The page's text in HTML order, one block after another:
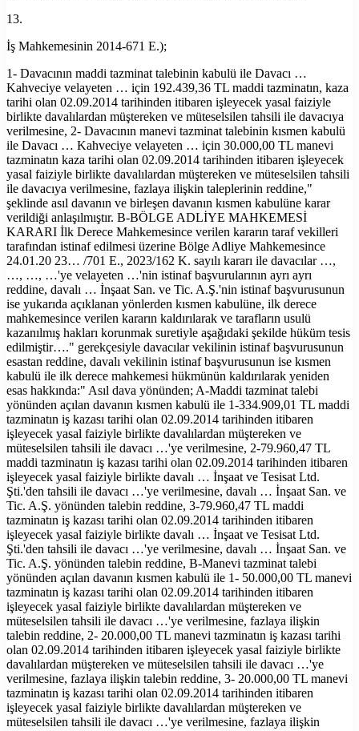
13.
İş Mahkemesinin 2014-671 E.);
1- Davacının maddi tazminat talebinin kabulü ile Davacı …
Kahveciye velayeten … için 192.439,36 TL maddi tazminatın, kaza
tarihi olan 02.09.2014 tarihinden itibaren işleyecek yasal faiziyle
birlikte davalılardan müştereken ve müteselsilen tahsili ile davacıya
verilmesine, 2- Davacının manevi tazminat talebinin kısmen kabulü
ile Davacı … Kahveciye velayeten … için 30.000,00 TL manevi
tazminatın kaza tarihi olan 02.09.2014 tarihinden itibaren işleyecek
yasal faiziyle birlikte davalılardan müştereken ve müteselsilen tahsili
ile davacıya verilmesine, fazlaya ilişkin taleplerinin reddine,"
şeklinde asıl davanın ve birleşen davanın kısmen kabulüne karar
verildiği anlaşılmıştır. B-BÖLGE ADLİYE MAHKEMESİ
KARARI İlk Derece Mahkemesince verilen kararın taraf vekilleri
tarafından istinaf edilmesi üzerine Bölge Adliye Mahkemesince
24.01.20 23… /701 E., 2023/162 K. sayılı kararı ile davacılar …,
…, …, …'ye velayeten …'nin istinaf başvurularının ayrı ayrı
reddine, davalı … İnşaat San. ve Tic. A.Ş.'nin istinaf başvurusunun
ise yukarıda açıklanan yönlerden kısmen kabulüne, ilk derece
mahkemesince verilen kararın kaldırılarak ve tarafların usulü
kazanılmış hakları korunmak suretiyle aşağıdaki şekilde hüküm tesis
edilmiştir…." gerekçesiyle davacılar vekilinin istinaf başvurusunun
esastan reddine, davalı vekilinin istinaf başvurusunun ise kısmen
kabulü ile ilk derece mahkemesi hükmünün kaldırılarak yeniden
esas hakkında:" Asıl dava yönünden; A-Maddi tazminat talebi
yönünden açılan davanın kısmen kabulü ile 1-334.909,01 TL maddi
tazminatın iş kazası tarihi olan 02.09.2014 tarihinden itibaren
işleyecek yasal faiziyle birlikte davalılardan müştereken ve
müteselsilen tahsili ile davacı …'ye verilmesine, 2-79.960,47 TL
maddi tazminatın iş kazası tarihi olan 02.09.2014 tarihinden itibaren
işleyecek yasal faiziyle birlikte davalı … İnşaat ve Tesisat Ltd.
Şti.'den tahsili ile davacı …'ye verilmesine, davalı … İnşaat San. ve
Tic. A.Ş. yönünden talebin reddine, 3-79.960,47 TL maddi
tazminatın iş kazası tarihi olan 02.09.2014 tarihinden itibaren
işleyecek yasal faiziyle birlikte davalı … İnşaat ve Tesisat Ltd.
Şti.'den tahsili ile davacı …'ye verilmesine, davalı … İnşaat San. ve
Tic. A.Ş. yönünden talebin reddine, B-Manevi tazminat talebi
yönünden açılan davanın kısmen kabulü ile 1- 50.000,00 TL manevi
tazminatın iş kazası tarihi olan 02.09.2014 tarihinden itibaren
işleyecek yasal faiziyle birlikte davalılardan müştereken ve
müteselsilen tahsili ile davacı …'ye verilmesine, fazlaya ilişkin
talebin reddine, 2- 20.000,00 TL manevi tazminatın iş kazası tarihi
olan 02.09.2014 tarihinden itibaren işleyecek yasal faiziyle birlikte
davalılardan müştereken ve müteselsilen tahsili ile davacı …'ye
verilmesine, fazlaya ilişkin talebin reddine, 3- 20.000,00 TL manevi
tazminatın iş kazası tarihi olan 02.09.2014 tarihinden itibaren
işleyecek yasal faiziyle birlikte davalılardan müştereken ve
müteselsilen tahsili ile davacı …'ye verilmesine, fazlaya ilişkin